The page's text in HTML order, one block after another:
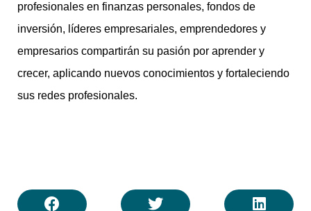
profesionales en finanzas personales, fondos de
inversión, líderes empresariales, emprendedores y
empresarios compartirán su pasión por aprender y
crecer, aplicando nuevos conocimientos y fortaleciendo
sus redes profesionales.